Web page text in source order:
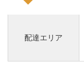
配達エリア